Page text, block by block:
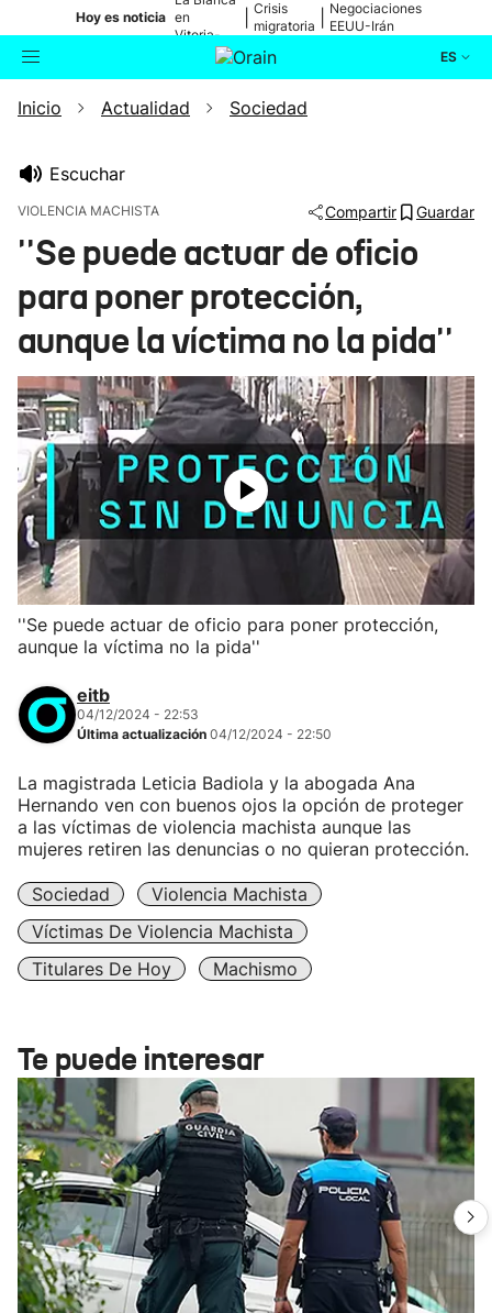
Hoy es noticia en
Vitoria-
Gasteiz
Crisis
migratoria
Negociaciones
EEUU-Irán
ES
Buscador Actualidad
Ikusmiran
Eguraldia
Inicio Actualidad Sociedad
Escuchar
VIOLENCIA MACHISTA Compartir Guardar
''Se puede actuar de oficio
para poner protección,
aunque la víctima no la pida''
''Se puede actuar de oficio para poner protección,
aunque la víctima no la pida''
eitb
04/12/2024 - 22:53
Última actualización 04/12/2024 - 22:50
La magistrada Leticia Badiola y la abogada Ana
Hernando ven con buenos ojos la opción de proteger
a las víctimas de violencia machista aunque las
mujeres retiren las denuncias o no quieran protección.
Sociedad
Violencia Machista
Víctimas De Violencia Machista
Titulares De Hoy
Machismo
Te puede interesar